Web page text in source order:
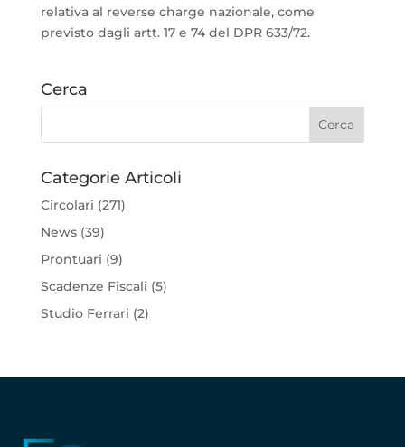
relativa al reverse charge nazionale, come
previsto dagli artt. 17 e 74 del DPR 633/72.
Cerca
Categorie Articoli
Circolari (271)
News(39)
Prontuari (9)
Scadenze Fiscali (5)
Studio Ferrari (2)